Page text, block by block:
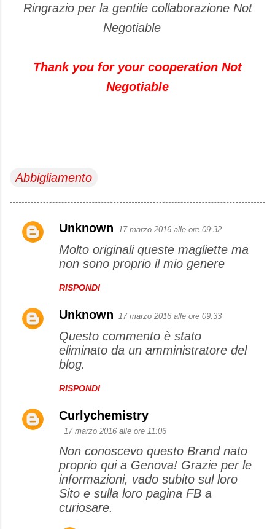
Ringrazio per la gentile collaborazione Not
Negotiable
Thank you for your cooperation Not
Negotiable
Abbigliamento
C
n
Unknown 17 marzo 2016 alle ore 09:32
Molto originali queste magliette ma
non sono proprio il mio genere
RISPONDI
Unknown 17 marzo 2016 alle ore 09:33
Questo commento è stato
eliminato da un amministratore del
blog.
RISPONDI
Curlychemistry
17 marzo 2016 alle ore 11:06
Non conoscevo questo Brand nato
proprio qui a Genova! Grazie per le
informazioni, vado subito sul loro
Sito e sulla loro pagina FB a
curiosare.